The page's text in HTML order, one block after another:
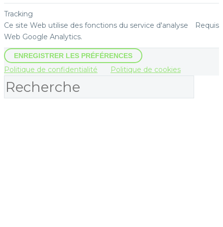
Tracking
Ce site Web utilise des fonctions du service d'analyse
Web Google Analytics.
Requis
ENREGISTRER LES PRÉFÉRENCES
Politique de confidentialité Politique de cookies